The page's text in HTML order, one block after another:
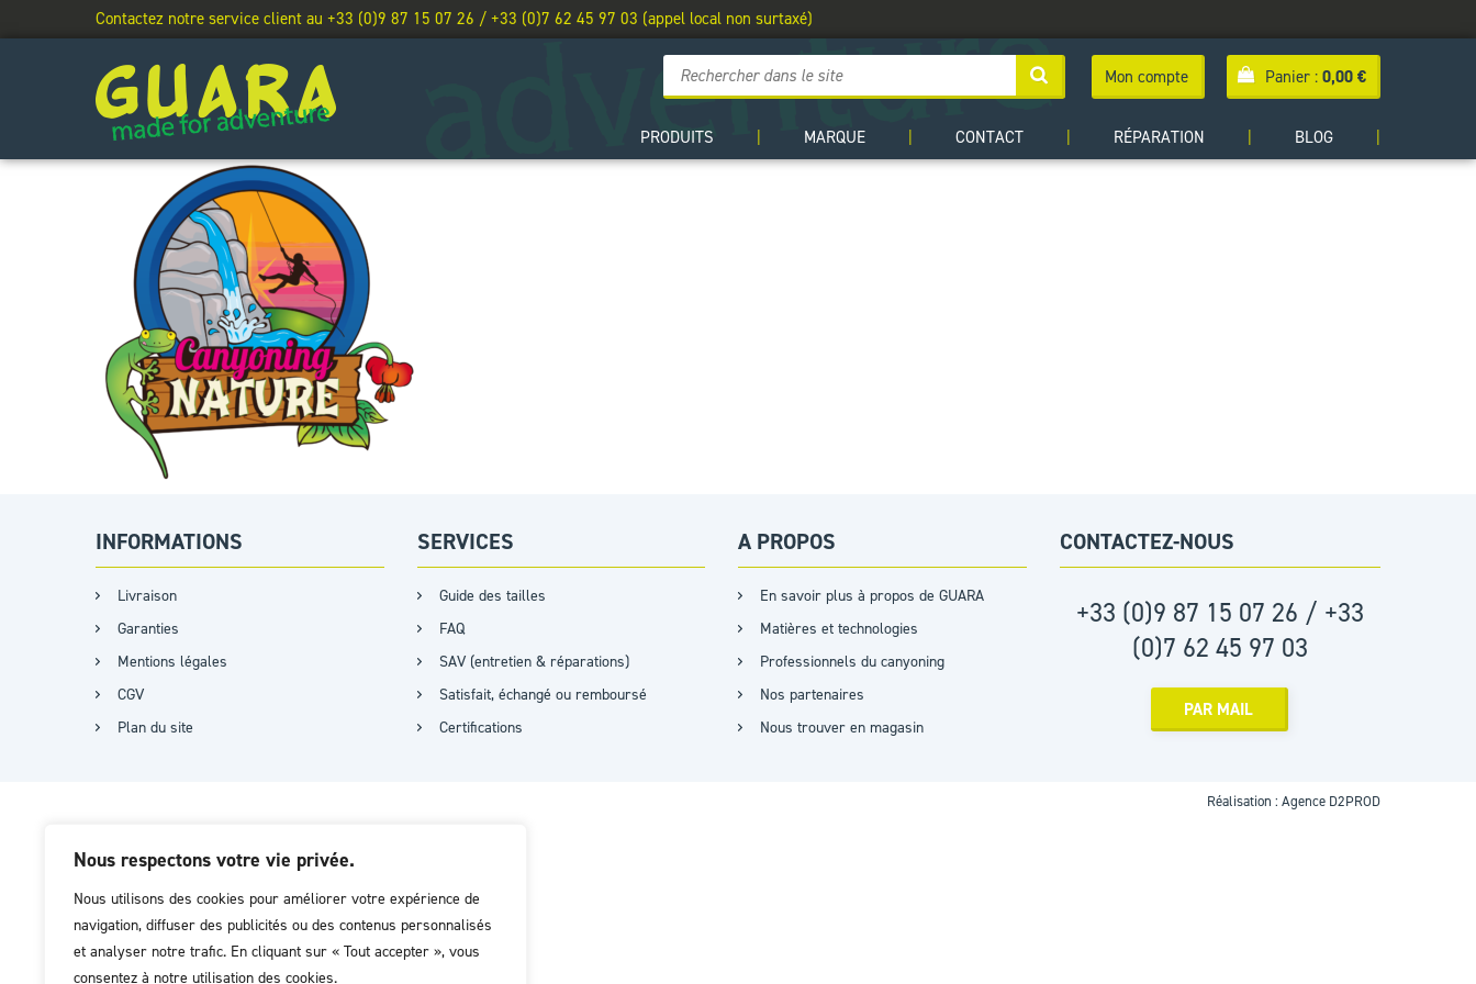
Nous respectons votre vie privée.
Nous utilisons des cookies pour améliorer votre expérience de
navigation, diffuser des publicités ou des contenus personnalisés
et analyser notre trafic. En cliquant sur « Tout accepter », vous
consentez à notre utilisation des cookies.
Contactez notre service client au +33 (0)9 87 15 07 26 / +33 (0)7 62 45 97 03 (appel local non surtaxé)
Panier : 0,00 €
Mon compte
PRODUITS MARQUE CONTACT RÉPARATION BLOG
INFORMATIONS
Livraison
Garanties
Mentions légales
CGV
Plan du site
SERVICES
Guide des tailles
FAQ
SAV (entretien & réparations)
Satisfait, échangé ou remboursé
Certifications
A PROPOS
En savoir plus à propos de GUARA
Matières et technologies
Professionnels du canyoning
Nos partenaires
Nous trouver en magasin
CONTACTEZ-NOUS
+33 (0)9 87 15 07 26 / +33
(0)7 62 45 97 03
PAR MAIL
Réalisation : Agence D2PROD